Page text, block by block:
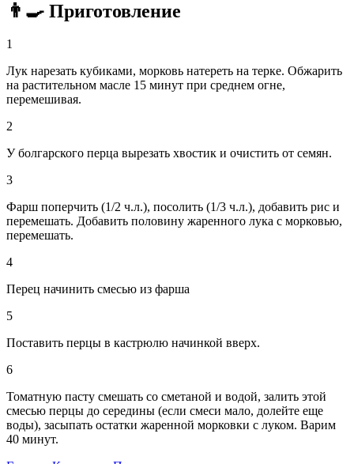
👨‍🍳 Приготовление
1
Лук нарезать кубиками, морковь натереть на терке. Обжарить
на растительном масле 15 минут при среднем огне,
перемешивая.
2
У болгарского перца вырезать хвостик и очистить от семян.
3
Фарш поперчить (1/2 ч.л.), посолить (1/3 ч.л.), добавить рис и
перемешать. Добавить половину жаренного лука с морковью,
перемешать.
4
Перец начинить смесью из фарша
5
Поставить перцы в кастрюлю начинкой вверх.
6
Томатную пасту смешать со сметаной и водой, залить этой
смесью перцы до середины (если смеси мало, долейте еще
воды), засыпать остатки жаренной морковки с луком. Варим
40 минут.